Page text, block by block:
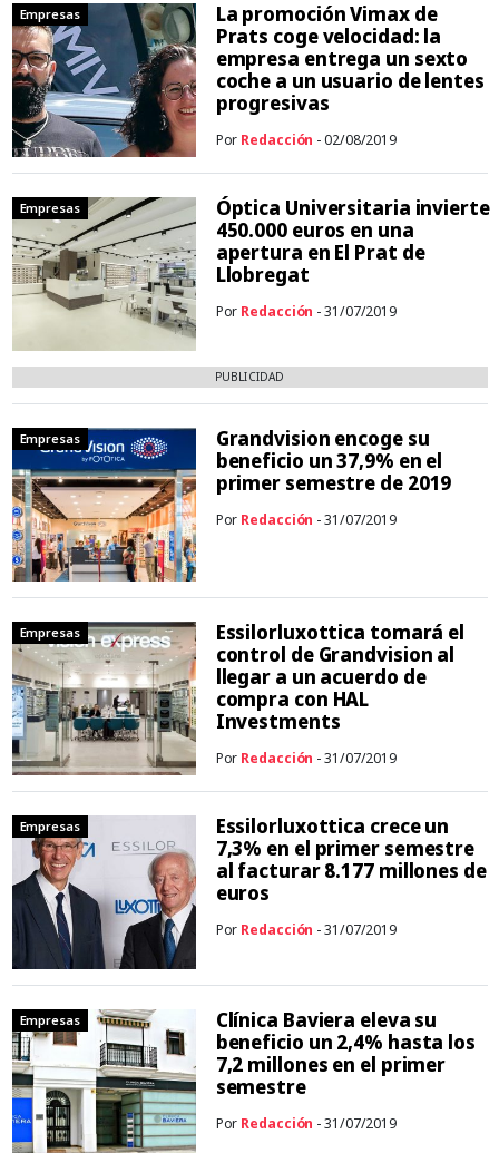
Empresas
La promoción Vimax de
Prats coge velocidad: la
empresa entrega un sexto
coche a un usuario de lentes
progresivas
Por Redacción - 02/08/2019
Empresas
Óptica Universitaria invierte
450.000 euros en una
apertura en El Prat de
Llobregat
Por Redacción - 31/07/2019
PUBLICIDAD
Empresas
Grandvision encoge su
beneficio un 37,9% en el
primer semestre de 2019
Por Redacción - 31/07/2019
Empresas
Essilorluxottica tomará el
control de Grandvision al
llegar a un acuerdo de
compra con HAL
Investments
Por Redacción - 31/07/2019
Empresas
Essilorluxottica crece un
7,3% en el primer semestre
al facturar 8.177 millones de
euros
Por Redacción - 31/07/2019
Empresas
Clínica Baviera eleva su
beneficio un 2,4% hasta los
7,2 millones en el primer
semestre
Por Redacción - 31/07/2019